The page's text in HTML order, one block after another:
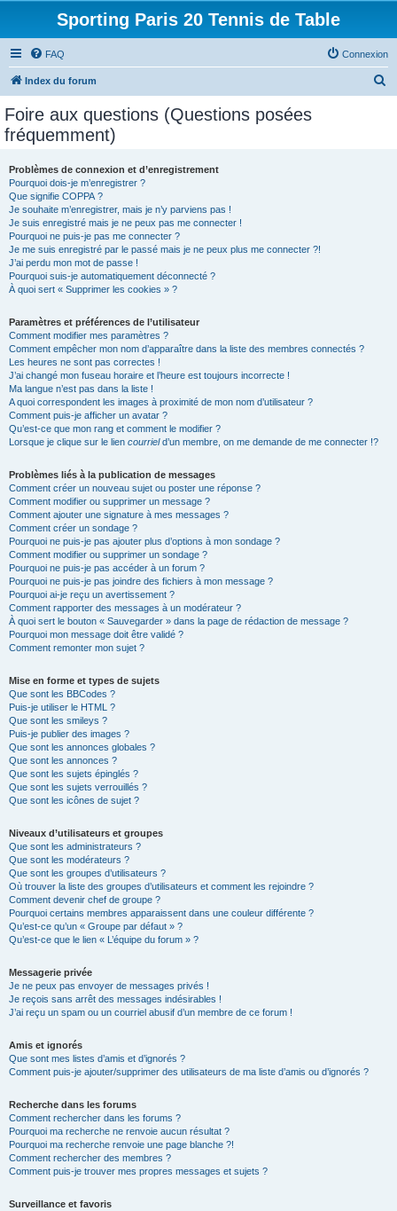
Sporting Paris 20 Tennis de Table
FAQ Connexion
Index du forum
Foire aux questions (Questions posées
fréquemment)
Problèmes de connexion et d’enregistrement
Pourquoi dois-je m’enregistrer ?
Que signifie COPPA ?
Je souhaite m’enregistrer, mais je n’y parviens pas !
Je suis enregistré mais je ne peux pas me connecter !
Pourquoi ne puis-je pas me connecter ?
Je me suis enregistré par le passé mais je ne peux plus me connecter ?!
J’ai perdu mon mot de passe !
Pourquoi suis-je automatiquement déconnecté ?
À quoi sert « Supprimer les cookies » ?
Paramètres et préférences de l’utilisateur
Comment modifier mes paramètres ?
Comment empêcher mon nom d’apparaître dans la liste des membres connectés ?
Les heures ne sont pas correctes !
J’ai changé mon fuseau horaire et l’heure est toujours incorrecte !
Ma langue n’est pas dans la liste !
A quoi correspondent les images à proximité de mon nom d’utilisateur ?
Comment puis-je afficher un avatar ?
Qu’est-ce que mon rang et comment le modifier ?
Lorsque je clique sur le lien courrield’un membre, on me demande de me connecter !?
Problèmes liés à la publication de messages
Comment créer un nouveau sujet ou poster une réponse ?
Comment modifier ou supprimer un message ?
Comment ajouter une signature à mes messages ?
Comment créer un sondage ?
Pourquoi ne puis-je pas ajouter plus d’options à mon sondage ?
Comment modifier ou supprimer un sondage ?
Pourquoi ne puis-je pas accéder à un forum ?
Pourquoi ne puis-je pas joindre des fichiers à mon message ?
Pourquoi ai-je reçu un avertissement ?
Comment rapporter des messages à un modérateur ?
À quoi sert le bouton « Sauvegarder » dans la page de rédaction de message ?
Pourquoi mon message doit être validé ?
Comment remonter mon sujet ?
Mise en forme et types de sujets
Que sont les BBCodes ?
Puis-je utiliser le HTML ?
Que sont les smileys ?
Puis-je publier des images ?
Que sont les annonces globales ?
Que sont les annonces ?
Que sont les sujets épinglés ?
Que sont les sujets verrouillés ?
Que sont les icônes de sujet ?
Niveaux d’utilisateurs et groupes
Que sont les administrateurs ?
Que sont les modérateurs ?
Que sont les groupes d’utilisateurs ?
Où trouver la liste des groupes d’utilisateurs et comment les rejoindre ?
Comment devenir chef de groupe ?
Pourquoi certains membres apparaissent dans une couleur différente ?
Qu’est-ce qu’un « Groupe par défaut » ?
Qu’est-ce que le lien « L’équipe du forum » ?
Messagerie privée
Je ne peux pas envoyer de messages privés !
Je reçois sans arrêt des messages indésirables !
J’ai reçu un spam ou un courriel abusif d’un membre de ce forum !
Amis et ignorés
Que sont mes listes d’amis et d’ignorés ?
Comment puis-je ajouter/supprimer des utilisateurs de ma liste d’amis ou d’ignorés ?
Recherche dans les forums
Comment rechercher dans les forums ?
Pourquoi ma recherche ne renvoie aucun résultat ?
Pourquoi ma recherche renvoie une page blanche ?!
Comment rechercher des membres ?
Comment puis-je trouver mes propres messages et sujets ?
Surveillance et favoris